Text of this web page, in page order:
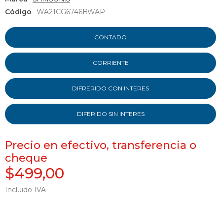
Código
WA21CG6746BWAP
CONTADO
CORRIENTE
DIFRERIDO CON INTERES
DIFERIDO SIN INTERES
Precio en efectivo, transferencia o
cheque
$499,00
Incluido IVA